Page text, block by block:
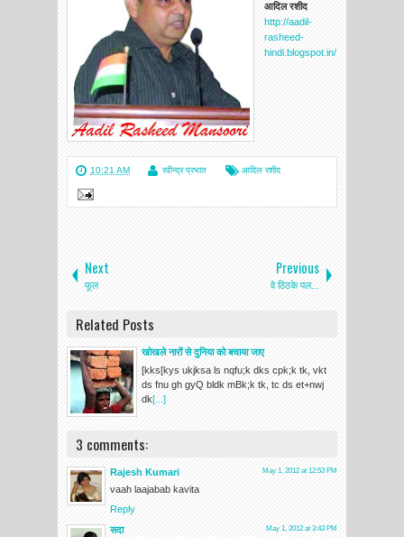
आदिल रशीद
http://aadil-
rasheed-
hindi.blogspot.in/
10:21 AM रवीन्द्र प्रभात आदिल रशीद
Next
फूल
Previous
वे ठिठके पल...
Related Posts
खोखले नारों से दुनिया को बचाया जाए
[kks[kys ukjksa ls nqfu;k dks cpk;k tk, vkt
ds fnu gh gyQ bldk mBk;k tk, tc ds et+nwj
dk[...]
3 comments:
Rajesh Kumari May 1, 2012 at 12:53 PM
vaah laajabab kavita
Reply
सदा
May 1, 2012 at 3:43 PM